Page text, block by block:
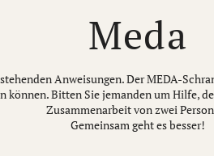
Meda
Anweisungen. Der MEDA-
können. Bitten Sie jemanden um Hilfe,
Zusammenarbeit von zwei
Gemeinsam geht es besser!